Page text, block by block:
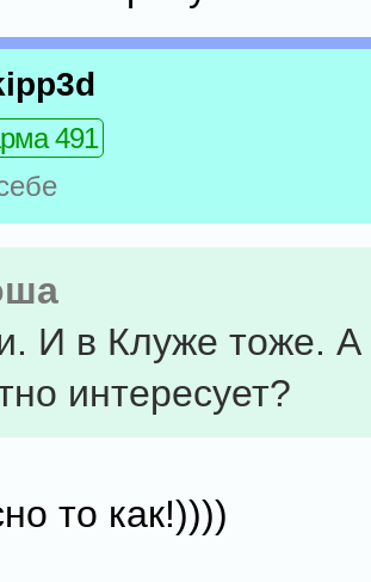
491
И в Клуже тоже. А
интересует?
то как!))))